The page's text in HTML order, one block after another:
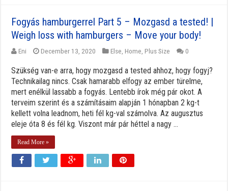
Fogyás hamburgerrel Part 5 – Mozgasd a tested! |
Weigh loss with hamburgers – Move your body!
Eni December 13, 2020 Else Home Plus Size 0
Szükség van-e arra, hogy mozgasd a tested ahhoz, hogy fogyj?
Technikailag nincs. Csak hamarabb elfogy az ember türelme,
mert enélkül lassabb a fogyás. Lentebb írok még pár okot. A
terveim szerint és a számításaim alapján 1 hónapban 2 kg-t
kellett volna leadnom, heti fél kg-val számolva. Az augusztus
eleje óta 8 és fél kg. Viszont már pár héttel a nagy ...
Read More »